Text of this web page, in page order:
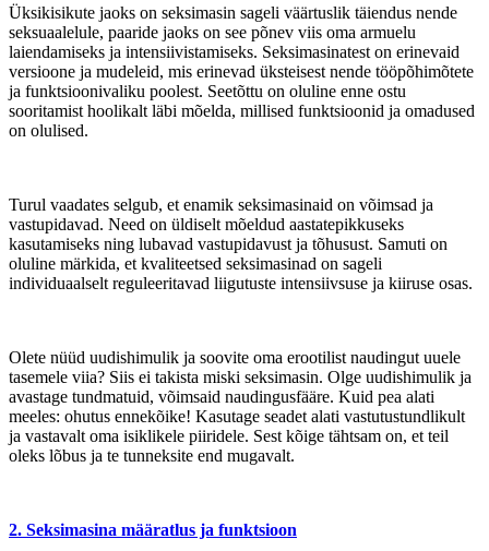
Üksikisikute jaoks on seksimasin sageli väärtuslik täiendus nende
seksuaalelule, paaride jaoks on see põnev viis oma armuelu
laiendamiseks ja intensiivistamiseks. Seksimasinatest on erinevaid
versioone ja mudeleid, mis erinevad üksteisest nende tööpõhimõtete
ja funktsioonivaliku poolest. Seetõttu on oluline enne ostu
sooritamist hoolikalt läbi mõelda, millised funktsioonid ja omadused
on olulised.
Turul vaadates selgub, et enamik seksimasinaid on võimsad ja
vastupidavad. Need on üldiselt mõeldud aastatepikkuseks
kasutamiseks ning lubavad vastupidavust ja tõhusust. Samuti on
oluline märkida, et kvaliteetsed seksimasinad on sageli
individuaalselt reguleeritavad liigutuste intensiivsuse ja kiiruse osas.
Olete nüüd uudishimulik ja soovite oma erootilist naudingut uuele
tasemele viia? Siis ei takista miski seksimasin. Olge uudishimulik ja
avastage tundmatuid, võimsaid naudingusfääre. Kuid pea alati
meeles: ohutus ennekõike! Kasutage seadet alati vastutustundlikult
ja vastavalt oma isiklikele piiridele. Sest kõige tähtsam on, et teil
oleks lõbus ja te tunneksite end mugavalt.
2. Seksimasina määratlus ja funktsioon